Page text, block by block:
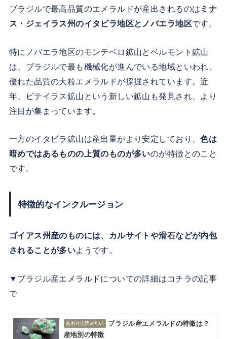
ブラジルで最高品質のエメラルドが産出されるのは ミナ
ス・ジェイラス州のイタビラ地区とノバエラ地区です。
特にノバエラ地区のモンテベロ鉱山とベルモント鉱山
は、ブラジルで最も機械化が進んでいる地域といわれ、
優れた品質の大粒エメラルドが採掘されています。近
年、ピテイラス鉱山という新しい鉱山も発見され、より
注目が集まっています。
一方のイタビラ鉱山は産出量がより安定しており、色は
暗めではあるものの上質のものが多いのが特徴とのこと
です。
特徴的なインクルージョン
ゴイアス州産のものには、カルサイトや滑石などが内包
されることが多いようです。
▼ブラジル産エメラルドについての詳細はコチラの記事
で
ブラジル産エメラルドの特徴は？
産地別の特徴